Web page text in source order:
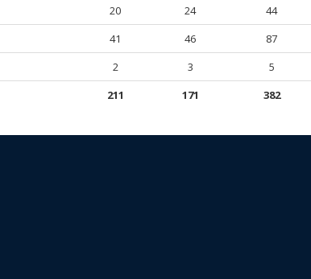
211 171 382
20 24 44
41 46 87
2 3 5